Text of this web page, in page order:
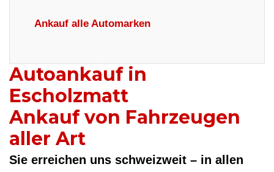
Ankauf alle Automarken
Autoankauf in
Escholzmatt
Ankauf von Fahrzeugen
aller Art
Sie erreichen uns schweizweit – in allen